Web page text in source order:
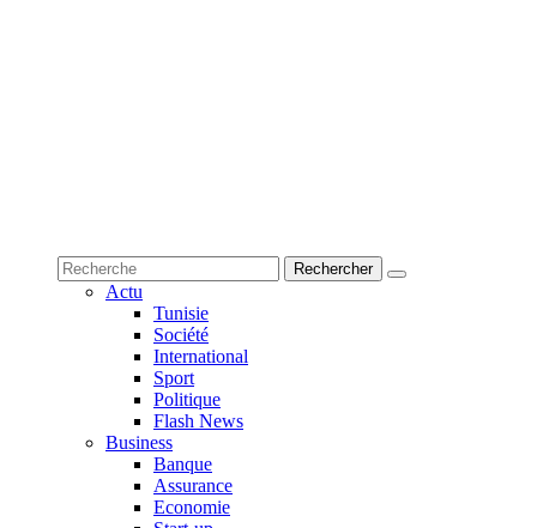
Actu
Tunisie
Société
International
Sport
Politique
Flash News
Business
Banque
Assurance
Economie